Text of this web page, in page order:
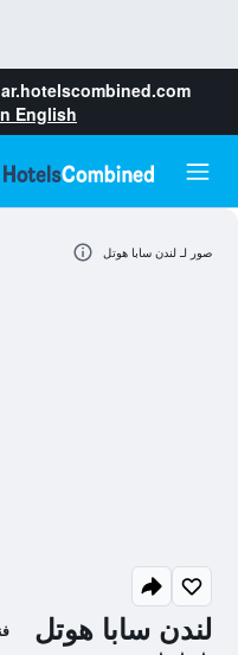
ar.hotelscombined.com
English
لندن سابا هوتل
صور لـ لندن سابا هوتل